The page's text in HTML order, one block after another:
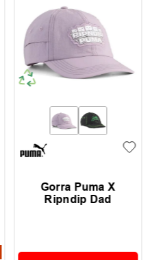
Gorra Puma X
Ripndip Dad